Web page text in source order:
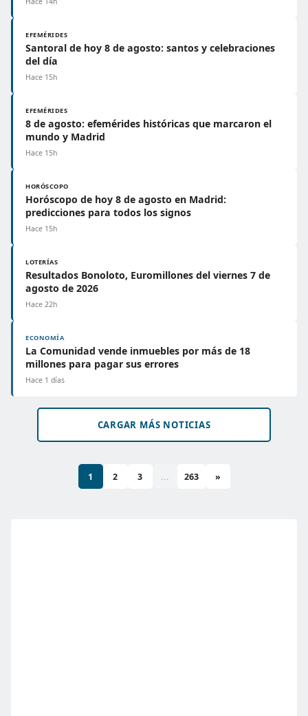
EFEMÉRIDES
Santoral de hoy 8 de agosto: santos y celebraciones
del día
Hace 15h
EFEMÉRIDES
8 de agosto: efemérides históricas que marcaron el
mundo y Madrid
Hace 15h
HORÓSCOPO
Horóscopo de hoy 8 de agosto en Madrid:
predicciones para todos los signos
Hace 15h
LOTERÍAS
Resultados Bonoloto, Euromillones del viernes 7 de
agosto de 2026
Hace 22h
ECONOMÍA
La Comunidad vende inmuebles por más de 18
millones para pagar sus errores
Hace 1 días
CARGAR MÁS NOTICIAS
1 2 3 ... 263 »